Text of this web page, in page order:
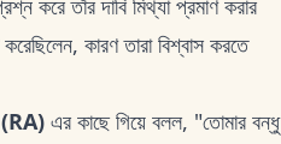
করে তাঁর দাবি মিথ্যা প্রমাণ করার
করেছিলেন, কারণ তারা বিশ্বাস করতে
এর কাছে গিয়ে বলল, "তোমার বন্ধু